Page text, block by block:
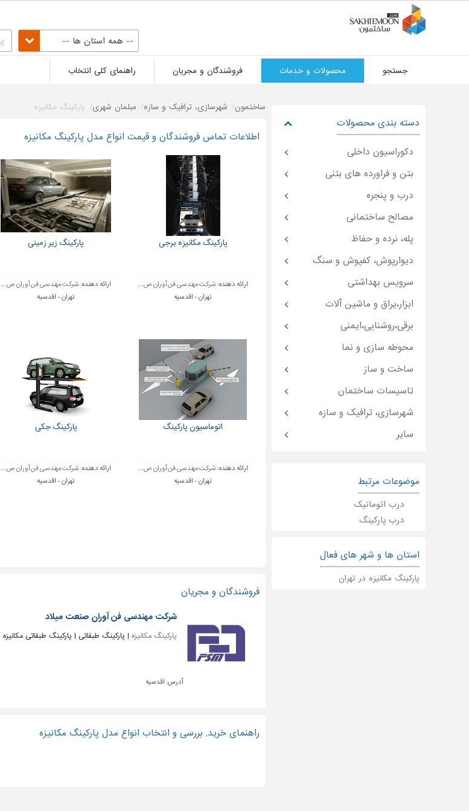
-- همه استان ها --
جستجو محصولات و خدمات فروشندگان و مجریان راهنمای کلی انتخاب
ساختمون شهرسازی، ترافیک و سازه مبلمان شهری پارکینگ مکانیزه
اطلاعات تماس فروشندگان و قیمت انواع مدل پارکینگ مکانیزه
پارکینگ مکانیزه برجی
ارائه دهنده: شرکت مهندسی فن آوران ص...
تهران - اقدسیه
پارکینگ زیر زمینی
ارائه دهنده: شرکت مهندسی فن آوران ص...
تهران - اقدسیه
اتوماسیون پارکینگ
ارائه دهنده: شرکت مهندسی فن آوران ص...
تهران - اقدسیه
پارکینگ جکی
ارائه دهنده: شرکت مهندسی فن آوران ص...
تهران - اقدسیه
فروشندگان و مجریان
شرکت مهندسی فن آوران صنعت میلاد
پارکینگ مکانیزه | پارکینگ طبقاتی | پارکینگ طبقاتی مکانیزه
آدرس: اقدسیه
راهنمای خرید, بررسی و انتخاب انواع مدل پارکینگ مکانیزه
دسته بندی محصولات
دکوراسیون داخلی
بتن و فراورده های بتنی
درب و پنجره
مصالح ساختمانی
پله، نرده و حفاظ
دیوارپوش، کفپوش و سنگ
سرویس بهداشتی
ابزار،یراق و ماشین آلات
برقی،روشنایی،ایمنی
محوطه سازی و نما
ساخت و ساز
تاسیسات ساختمان
شهرسازی، ترافیک و سازه
سایر
موضوعات مرتبط
درب اتوماتیک
درب پارکینگ
استان ها و شهر های فعال
پارکینگ مکانیزه در تهران